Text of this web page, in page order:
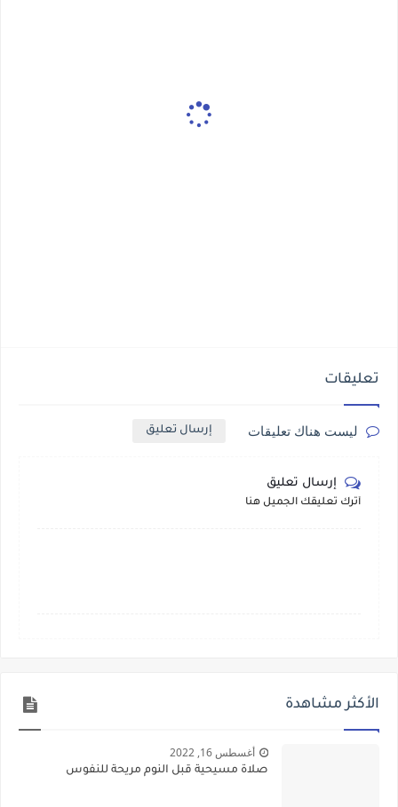
تعليقات
ليست هناك تعليقات إرسال تعليق
إرسال تعليق
أترك تعليقك الجميل هنا
الأكثر مشاهدة
أغسطس 16, 2022
صلاة مسيحية قبل النوم مريحة للنفوس